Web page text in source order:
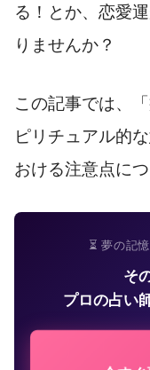
る！とか、恋愛
りませんか？
この記事では、
ピリチュアル的
おける注意点に
⏳ 夢の記
そ
プロの占い